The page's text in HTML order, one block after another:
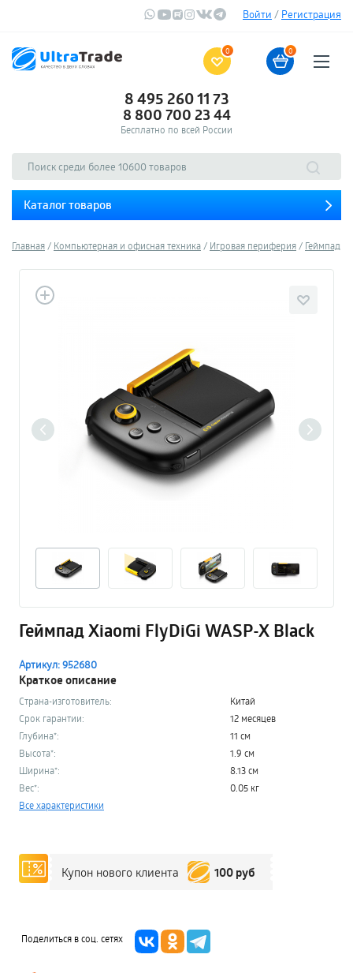
Войти / Регистрация
0 0
8 495 260 11 73
8 800 700 23 44
Бесплатно по всей России
Каталог товаров
Главная Компьютерная и офисная техника Игровая периферия Геймпады
Геймпад Xiaomi FlyDiGi WASP-X Black
Артикул: 952680
Краткое описание
Страна-изготовитель:
Китай
Срок гарантии:
12 месяцев
Глубина*:
11 см
Высота*:
1.9 см
Ширина*:
8.13 см
Вес*:
0.05 кг
Все характеристики
Купон нового клиента 100 руб
Поделиться в соц. сетях